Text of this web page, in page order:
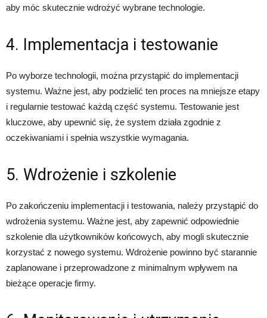
aby móc skutecznie wdrożyć wybrane technologie.
4. Implementacja i testowanie
Po wyborze technologii, można przystąpić do implementacji
systemu. Ważne jest, aby podzielić ten proces na mniejsze etapy
i regularnie testować każdą część systemu. Testowanie jest
kluczowe, aby upewnić się, że system działa zgodnie z
oczekiwaniami i spełnia wszystkie wymagania.
5. Wdrożenie i szkolenie
Po zakończeniu implementacji i testowania, należy przystąpić do
wdrożenia systemu. Ważne jest, aby zapewnić odpowiednie
szkolenie dla użytkowników końcowych, aby mogli skutecznie
korzystać z nowego systemu. Wdrożenie powinno być starannie
zaplanowane i przeprowadzone z minimalnym wpływem na
bieżące operacje firmy.